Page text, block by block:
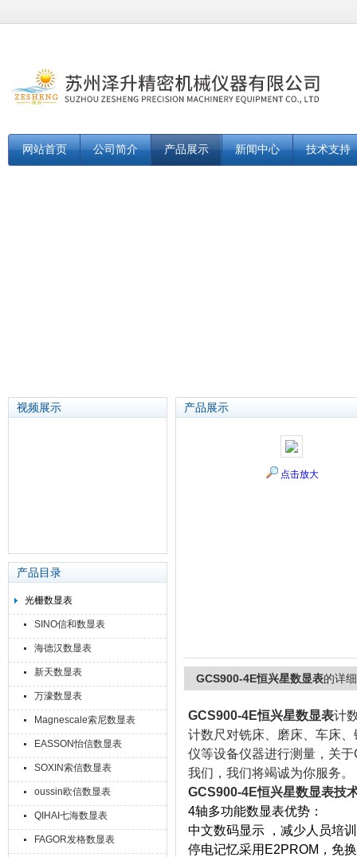
网站首页 公司简介 产品展示 新闻中心 技术支持
视频展示
产品目录
光栅数显表
SINO信和数显表
海德汉数显表
新天数显表
万濠数显表
Magnescale索尼数显表
EASSON怡信数显表
SOXIN索信数显表
oussin欧信数显表
QIHAI七海数显表
FAGOR发格数显表
产品展示
点击放大
GCS900-4E恒兴星数显表的详
GCS900-4E恒兴星数显表计
计数尺对铣床、磨床、车床
仪等设备仪器进行测量，关
我们，我们将竭诚为你服务。
GCS900-4E恒兴星数显表技
4轴多功能数显表优势：
中文数码显示 ，减少人员培
停电记忆采用E2PROM，免